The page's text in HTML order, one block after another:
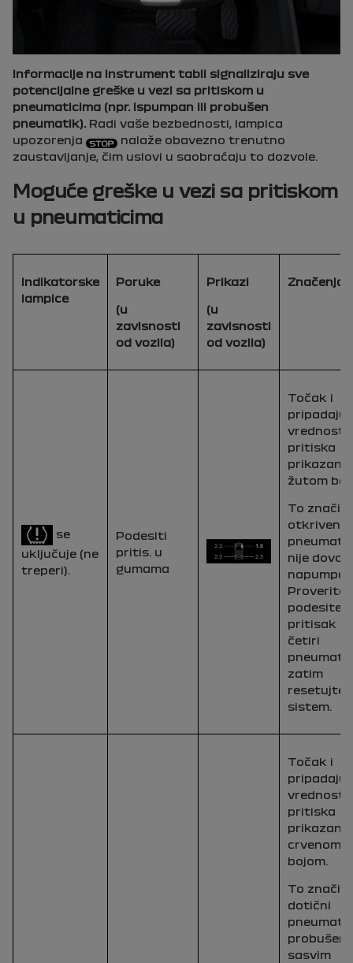
Informacije na instrument tabli signaliziraju sve
potencijalne greške u vezi sa pritiskom u
pneumaticima (npr. ispumpan ili probušen
pneumatik). Radi vaše bezbednosti, lampica
upozorenja
nalaže obavezno trenutno
zaustavljanje, čim uslovi u saobraćaju to dozvole.
Moguće greške u vezi sa pritiskom
u pneumaticima
Indikatorske
lampice
Poruke
(u
zavisnosti
od vozila)
Prikazi
(u
zavisnosti
od vozila)
Značenja
se
uključuje (ne
treperi).
Podesiti
pritis. u
gumama
Točak i
vrednost
pritiska
prikazani
žutom
To znači
otkriveno
nije
Proverite i
podesite
pritisak u
četiri
zatim
resetujte
sistem.
Točak i
vrednost
pritiska
prikazani
crvenom
bojom.
To znači
dotični
probušen
sasvim